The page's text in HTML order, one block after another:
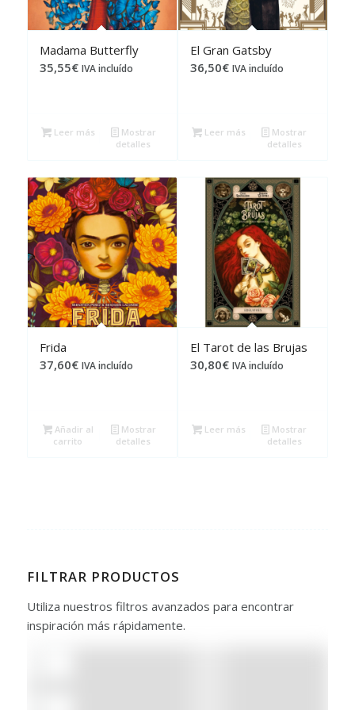
Madama Butterfly
35,55€ IVA incluído
Leer más
Mostrar
detalles
El Gran Gatsby
36,50€ IVA incluído
Leer más
Mostrar
detalles
Frida
37,60€ IVA incluído
Añadir al
carrito
Mostrar
detalles
El Tarot de las Brujas
30,80€ IVA incluído
Leer más
Mostrar
detalles
FILTRAR PRODUCTOS
Utiliza nuestros filtros avanzados para encontrar
inspiración más rápidamente.